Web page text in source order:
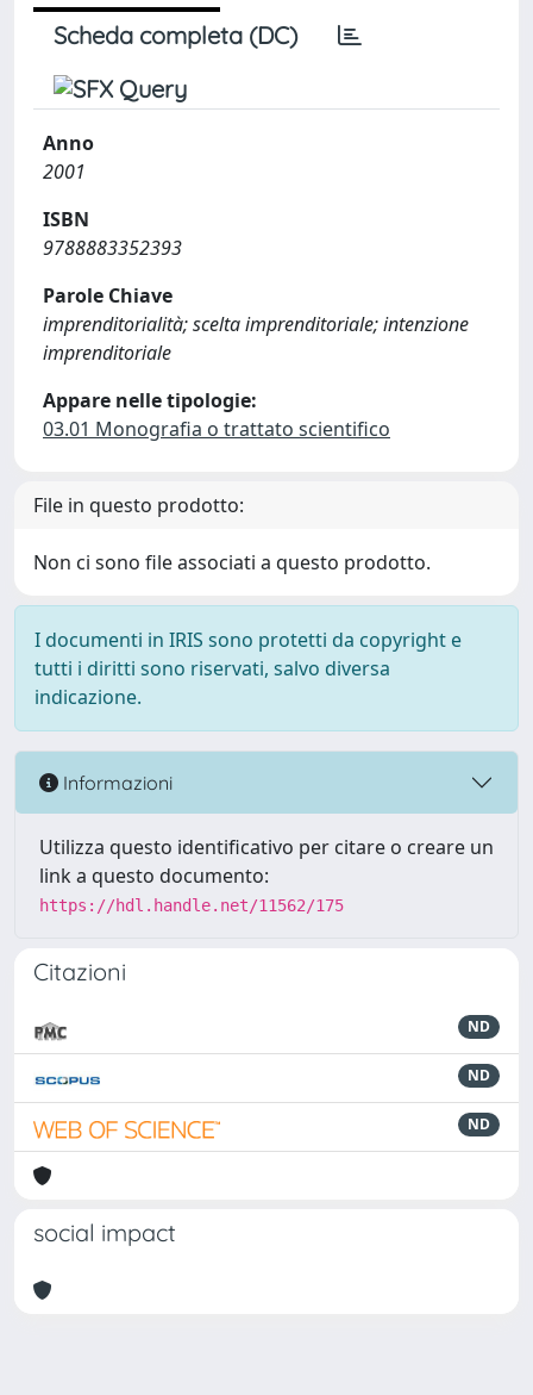
Scheda completa (DC)
Anno
2001
ISBN
9788883352393
Parole Chiave
imprenditorialità; scelta imprenditoriale; intenzione
imprenditoriale
Appare nelle tipologie:
03.01 Monografia o trattato scientifico
File in questo prodotto:
Non ci sono file associati a questo prodotto.
I documenti in IRIS sono protetti da copyright e
tutti i diritti sono riservati, salvo diversa
indicazione.
Informazioni
Utilizza questo identificativo per citare o creare un
link a questo documento:
https://hdl.handle.net/11562/175
Citazioni
ND
ND
ND
social impact